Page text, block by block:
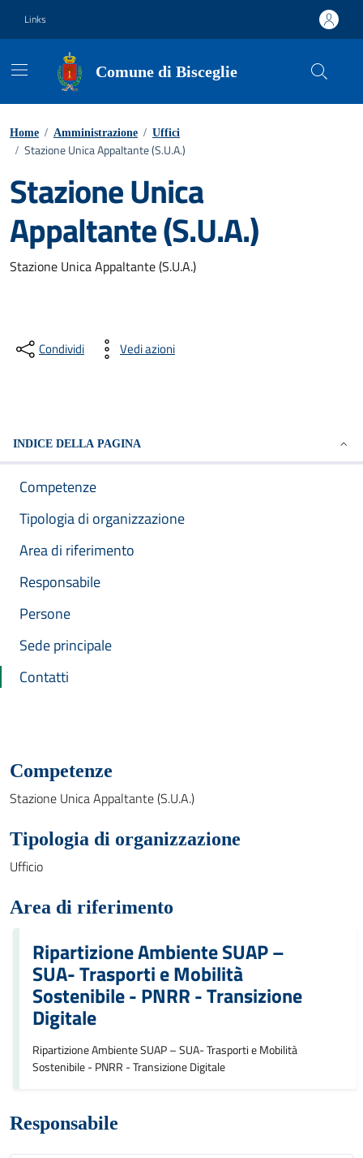
Links
Comune di Bisceglie
Home / Amministrazione / Uffici
/ Stazione Unica Appaltante (S.U.A.)
Stazione Unica
Appaltante (S.U.A.)
Stazione Unica Appaltante (S.U.A.)
Condividi Vedi azioni
INDICE DELLA PAGINA
Competenze
Tipologia di organizzazione
Area di riferimento
Responsabile
Persone
Sede principale
Contatti
Competenze
Stazione Unica Appaltante (S.U.A.)
Tipologia di organizzazione
Ufficio
Area di riferimento
Ripartizione Ambiente SUAP –
SUA- Trasporti e Mobilità
Sostenibile - PNRR - Transizione
Digitale
Ripartizione Ambiente SUAP – SUA- Trasporti e Mobilità
Sostenibile - PNRR - Transizione Digitale
Responsabile